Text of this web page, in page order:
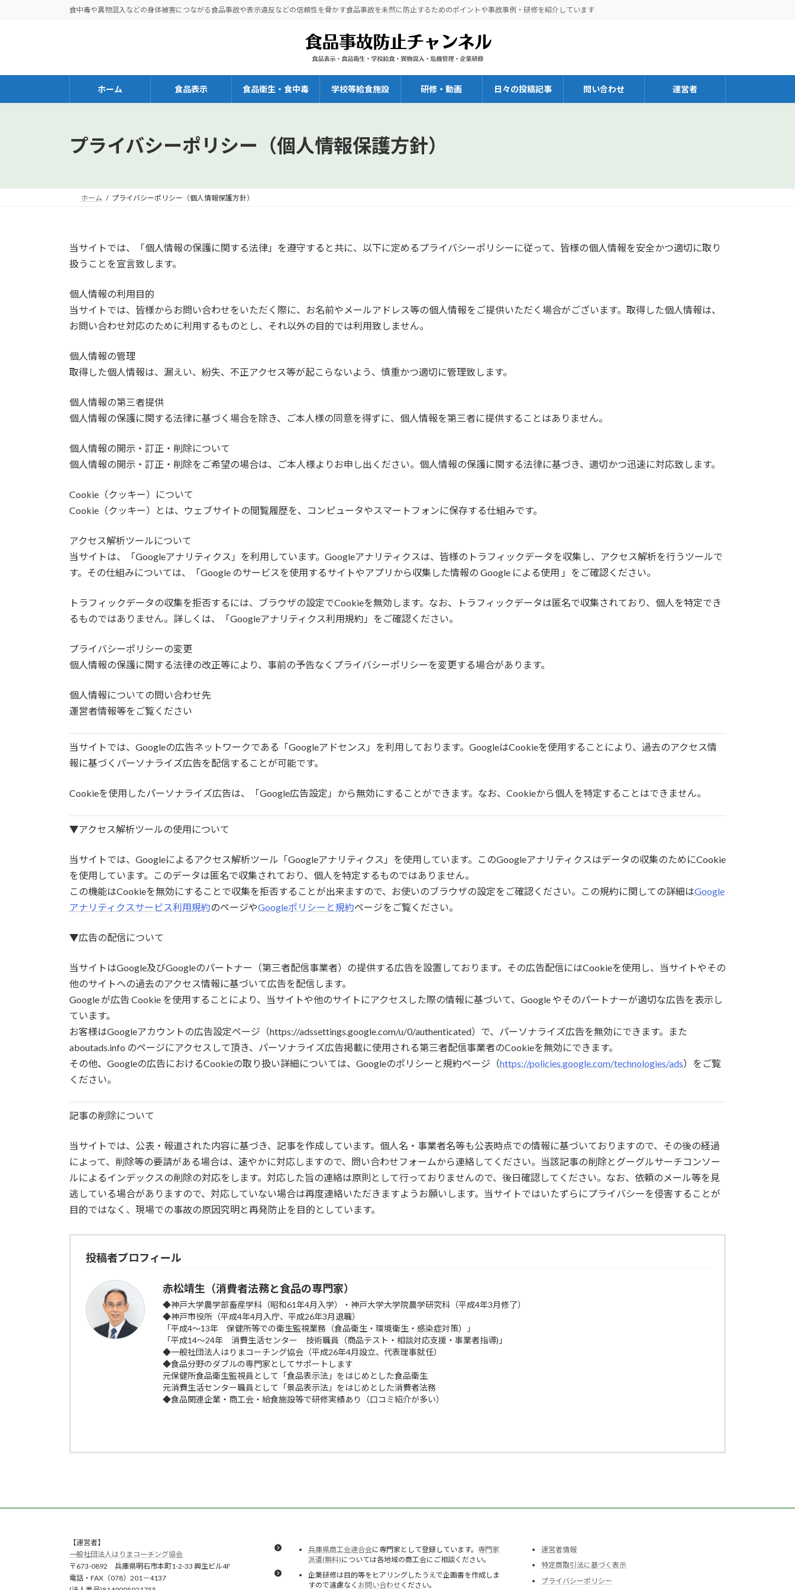
へ
キ
ョ
に
食中毒や異物混入などの身体被害につながる食品事故や表示違反などの信頼性を脅かす食品事故を未然に防止するためのポイントや事故事例・研修を紹介しています
ホーム 食品表示 食品衛生・食中毒 学校等給食施設 研修・動画 日々の投稿記事 問い合わせ 運営者
プライバシーポリシー（個人情報保護方針）
ホーム プライバシーポリシー（個人情報保護方針）
当サイトでは、「個人情報の保護に関する法律」を遵守すると共に、以下に定めるプライバシーポリシーに従って、皆様の個人情報を安全かつ適切に取り
扱うことを宣言致します。
個人情報の利用目的
当サイトでは、皆様からお問い合わせをいただく際に、お名前やメールアドレス等の個人情報をご提供いただく場合がございます。取得した個人情報は、
お問い合わせ対応のために利用するものとし、それ以外の目的では利用致しません。
個人情報の管理
取得した個人情報は、漏えい、紛失、不正アクセス等が起こらないよう、慎重かつ適切に管理致します。
個人情報の第三者提供
個人情報の保護に関する法律に基づく場合を除き、ご本人様の同意を得ずに、個人情報を第三者に提供することはありません。
個人情報の開示・訂正・削除について
個人情報の開示・訂正・削除をご希望の場合は、ご本人様よりお申し出ください。個人情報の保護に関する法律に基づき、適切かつ迅速に対応致します。
Cookie（クッキー）について
Cookie（クッキー）とは、ウェブサイトの閲覧履歴を、コンピュータやスマートフォンに保存する仕組みです。
アクセス解析ツールについて
当サイトは、「Googleアナリティクス」を利用しています。Googleアナリティクスは、皆様のトラフィックデータを収集し、アクセス解析を行うツールで
す。その仕組みについては、「Google のサービスを使用するサイトやアプリから収集した情報の Google による使用 」をご確認ください。
トラフィックデータの収集を拒否するには、ブラウザの設定でCookieを無効します。なお、トラフィックデータは匿名で収集されており、個人を特定でき
るものではありません。詳しくは、「Googleアナリティクス利用規約」をご確認ください。
プライバシーポリシーの変更
個人情報の保護に関する法律の改正等により、事前の予告なくプライバシーポリシーを変更する場合があります。
個人情報についての問い合わせ先
運営者情報等をご覧ください
当サイトでは、Googleの広告ネットワークである「Googleアドセンス」を利用しております。GoogleはCookieを使用することにより、過去のアクセス情
報に基づくパーソナライズ広告を配信することが可能です。
Cookieを使用したパーソナライズ広告は、「Google広告設定」から無効にすることができます。なお、Cookieから個人を特定することはできません。
▼アクセス解析ツールの使用について
当サイトでは、Googleによるアクセス解析ツール「Googleアナリティクス」を使用しています。このGoogleアナリティクスはデータの収集のためにCookie
を使用しています。このデータは匿名で収集されており、個人を特定するものではありません。
この機能はCookieを無効にすることで収集を拒否することが出来ますので、お使いのブラウザの設定をご確認ください。この規約に関しての詳細はGoogle
アナリティクスサービス利用規約のページやGoogleポリシーと規約ページをご覧ください。
▼広告の配信について
当サイトはGoogle及びGoogleのパートナー（第三者配信事業者）の提供する広告を設置しております。その広告配信にはCookieを使用し、当サイトやその
他のサイトへの過去のアクセス情報に基づいて広告を配信します。
Google が広告 Cookie を使用することにより、当サイトや他のサイトにアクセスした際の情報に基づいて、Google やそのパートナーが適切な広告を表示し
ています。
お客様はGoogleアカウントの広告設定ページ（https://adssettings.google.com/u/0/authenticated）で、パーソナライズ広告を無効にできます。また
aboutads.info のページにアクセスして頂き、パーソナライズ広告掲載に使用される第三者配信事業者のCookieを無効にできます。
その他、Googleの広告におけるCookieの取り扱い詳細については、Googleのポリシーと規約ページ（https://policies.google.com/technologies/ads）をご覧
ください。
記事の削除について
当サイトでは、公表・報道された内容に基づき、記事を作成しています。個人名・事業者名等も公表時点での情報に基づいておりますので、その後の経過
によって、削除等の要請がある場合は、速やかに対応しますので、問い合わせフォームから連絡してください。当該記事の削除とグーグルサーチコンソー
ルによるインデックスの削除の対応をします。対応した旨の連絡は原則として行っておりませんので、後日確認してください。なお、依頼のメール等を見
逃している場合がありますので、対応していない場合は再度連絡いただきますようお願いします。当サイトではいたずらにプライバシーを侵害することが
目的ではなく、現場での事故の原因究明と再発防止を目的としています。
投稿者プロフィール
赤松靖生（消費者法務と食品の専門家）
◆神戸大学農学部畜産学科（昭和61年4月入学）・神戸大学大学院農学研究科（平成4年3月修了）
◆神戸市役所（平成4年4月入庁、平成26年3月退職）
「平成4～13年 保健所等での衛生監視業務（食品衛生・環境衛生・感染症対策）」
「平成14～24年 消費生活センター 技術職員（商品テスト・相談対応支援・事業者指導)」
◆一般社団法人はりまコーチング協会（平成26年4月設立、代表理事就任）
◆食品分野のダブルの専門家としてサポートします
元保健所食品衛生監視員として「食品表示法」をはじめとした食品衛生
元消費生活センター職員として「景品表示法」をはじめとした消費者法務
◆食品関連企業・商工会・給食施設等で研修実績あり（口コミ紹介が多い）
【運営者】
一般社団法人はりまコーチング協会
〒673-0892 兵庫県明石市本町1-2-33 興生ビル4F
電話・FAX（078）201－4137
兵庫県商工会連合会に専門家として登録しています。 専門家
派遣(無料)については各地域の商工会にご相談ください。
企業研修は目的等をヒアリングしたうえで企画書を作成しま
すので遠慮なく お問い合わせください。
運営者情報
特定商取引法に基づく表示
プライバシーポリシー